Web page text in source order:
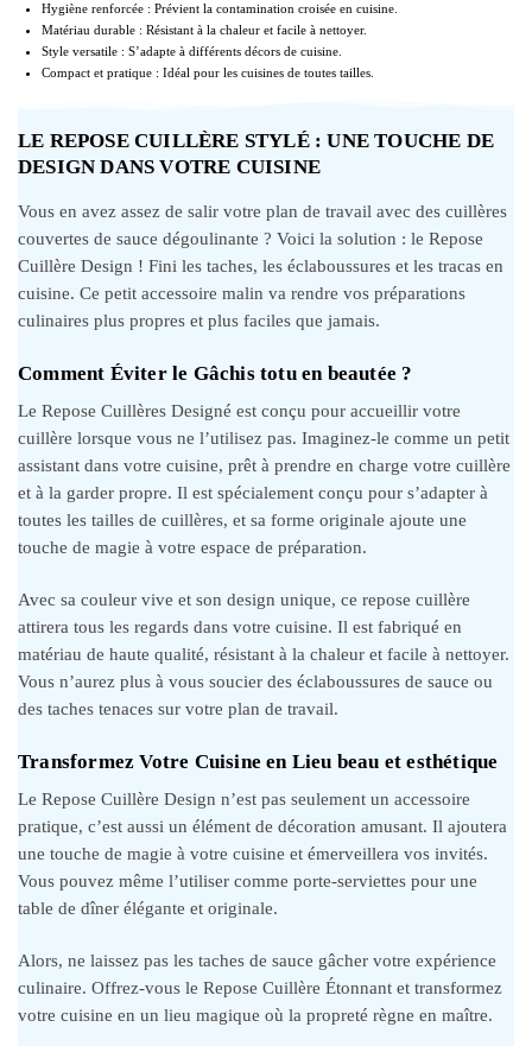
Hygiène renforcée : Prévient la contamination croisée en cuisine.
Matériau durable : Résistant à la chaleur et facile à nettoyer.
Style versatile : S’adapte à différents décors de cuisine.
Compact et pratique : Idéal pour les cuisines de toutes tailles.
LE REPOSE CUILLÈRE STYLÉ : UNE TOUCHE DE
DESIGN DANS VOTRE CUISINE
Vous en avez assez de salir votre plan de travail avec des cuillères
couvertes de sauce dégoulinante ? Voici la solution : le Repose
Cuillère Design ! Fini les taches, les éclaboussures et les tracas en
cuisine. Ce petit accessoire malin va rendre vos préparations
culinaires plus propres et plus faciles que jamais.
Comment Éviter le Gâchis totu en beautée ?
Le Repose Cuillères Designé est conçu pour accueillir votre
cuillère lorsque vous ne l’utilisez pas. Imaginez-le comme un petit
assistant dans votre cuisine, prêt à prendre en charge votre cuillère
et à la garder propre. Il est spécialement conçu pour s’adapter à
toutes les tailles de cuillères, et sa forme originale ajoute une
touche de magie à votre espace de préparation.
Avec sa couleur vive et son design unique, ce repose cuillère
attirera tous les regards dans votre cuisine. Il est fabriqué en
matériau de haute qualité, résistant à la chaleur et facile à nettoyer.
Vous n’aurez plus à vous soucier des éclaboussures de sauce ou
des taches tenaces sur votre plan de travail.
Transformez Votre Cuisine en Lieu beau et esthétique
Le Repose Cuillère Design n’est pas seulement un accessoire
pratique, c’est aussi un élément de décoration amusant. Il ajoutera
une touche de magie à votre cuisine et émerveillera vos invités.
Vous pouvez même l’utiliser comme porte-serviettes pour une
table de dîner élégante et originale.
Alors, ne laissez pas les taches de sauce gâcher votre expérience
culinaire. Offrez-vous le Repose Cuillère Étonnant et transformez
votre cuisine en un lieu magique où la propreté règne en maître.